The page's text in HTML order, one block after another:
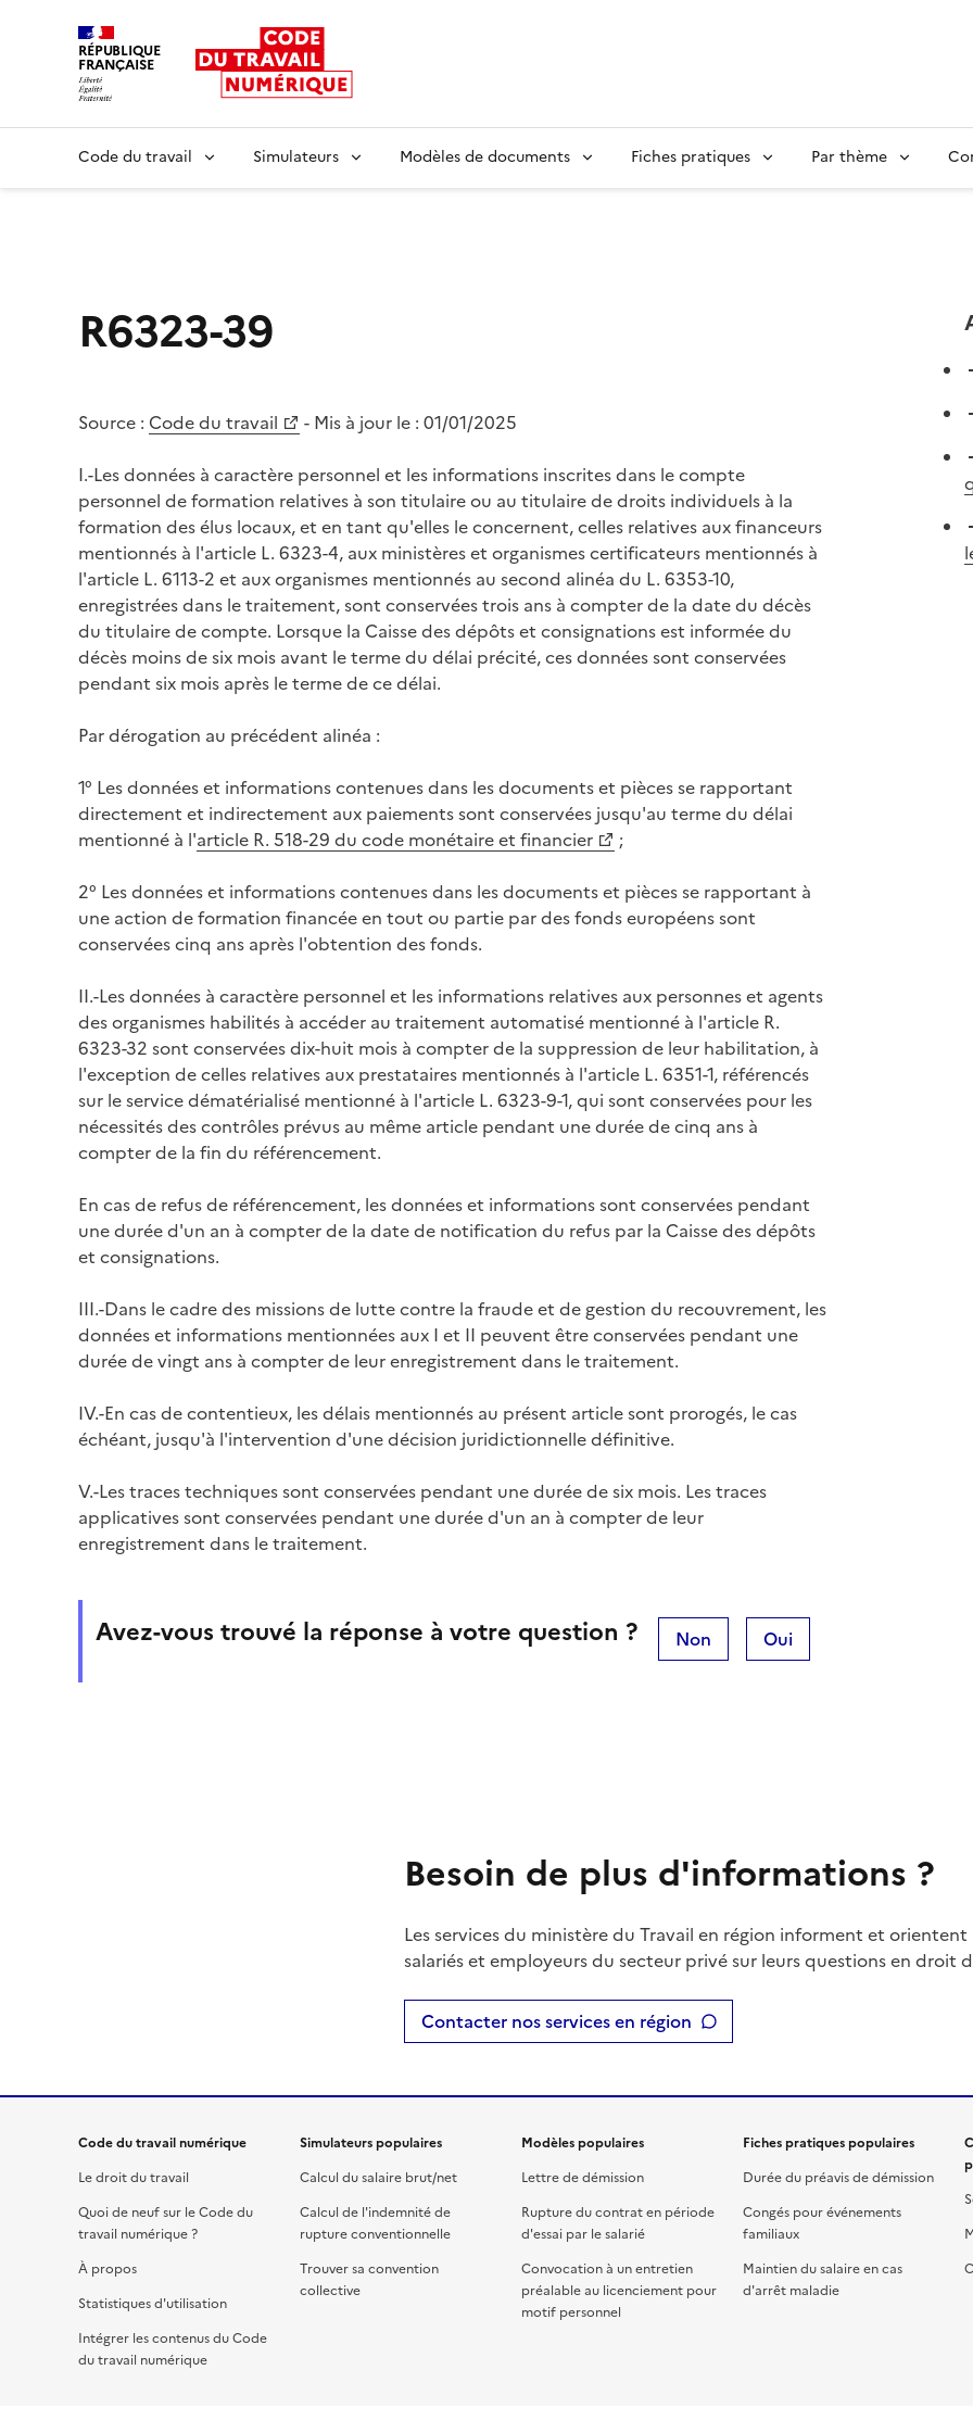
RÉPUBLIQUE
FRANÇAISE
Code du travail Simulateurs Modèles de documents Fiches pratiques Par thème
R6323-39
Source : Code du travail - Mis à jour le : 01/01/2025
I.-Les données à caractère personnel et les informations inscrites dans le compte
personnel de formation relatives à son titulaire ou au titulaire de droits individuels à la
formation des élus locaux, et en tant qu'elles le concernent, celles relatives aux financeurs
mentionnés à l'article L. 6323-4, aux ministères et organismes certificateurs mentionnés à
l'article L. 6113-2 et aux organismes mentionnés au second alinéa du L. 6353-10,
enregistrées dans le traitement, sont conservées trois ans à compter de la date du décès
du titulaire de compte. Lorsque la Caisse des dépôts et consignations est informée du
décès moins de six mois avant le terme du délai précité, ces données sont conservées
pendant six mois après le terme de ce délai.
Par dérogation au précédent alinéa :
1° Les données et informations contenues dans les documents et pièces se rapportant
directement et indirectement aux paiements sont conservées jusqu'au terme du délai
mentionné à l'article R. 518-29 du code monétaire et financier
;
2° Les données et informations contenues dans les documents et pièces se rapportant à
une action de formation financée en tout ou partie par des fonds européens sont
conservées cinq ans après l'obtention des fonds.
II.-Les données à caractère personnel et les informations relatives aux personnes et agents
des organismes habilités à accéder au traitement automatisé mentionné à l'article R.
6323-32 sont conservées dix-huit mois à compter de la suppression de leur habilitation, à
l'exception de celles relatives aux prestataires mentionnés à l'article L. 6351-1, référencés
sur le service dématérialisé mentionné à l'article L. 6323-9-1, qui sont conservées pour les
nécessités des contrôles prévus au même article pendant une durée de cinq ans à
compter de la fin du référencement.
En cas de refus de référencement, les données et informations sont conservées pendant
une durée d'un an à compter de la date de notification du refus par la Caisse des dépôts
et consignations.
III.-Dans le cadre des missions de lutte contre la fraude et de gestion du recouvrement, les
données et informations mentionnées aux I et II peuvent être conservées pendant une
durée de vingt ans à compter de leur enregistrement dans le traitement.
IV.-En cas de contentieux, les délais mentionnés au présent article sont prorogés, le cas
échéant, jusqu'à l'intervention d'une décision juridictionnelle définitive.
V.-Les traces techniques sont conservées pendant une durée de six mois. Les traces
applicatives sont conservées pendant une durée d'un an à compter de leur
enregistrement dans le traitement.
Avez-vous trouvé la réponse à votre question ? Non Oui
Besoin de plus d'informations ?
Les services du ministère du Travail en région informent et orientent
salariés et employeurs du secteur privé sur leurs questions en droit
Contacter nos services en région
Code du travail numérique
Le droit du travail
Quoi de neuf sur le Code du
travail numérique ?
À propos
Statistiques d'utilisation
Intégrer les contenus du Code
du travail numérique
Simulateurs populaires
Calcul du salaire brut/net
Calcul de l'indemnité de
rupture conventionnelle
Trouver sa convention
collective
Modèles populaires
Lettre de démission
Rupture du contrat en période
d'essai par le salarié
Convocation à un entretien
préalable au licenciement pour
motif personnel
Fiches pratiques populaires
Durée du préavis de démission
Congés pour événements
familiaux
Maintien du salaire en cas
d'arrêt maladie